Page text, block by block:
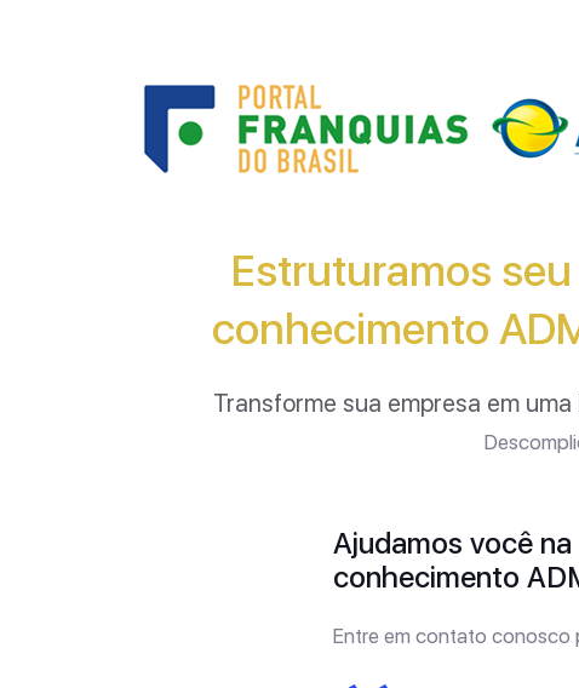
Estruturamos
conhecimento
Transforme sua empresa em uma
Ajudamos você
conhecimento
Entre em contato conosco